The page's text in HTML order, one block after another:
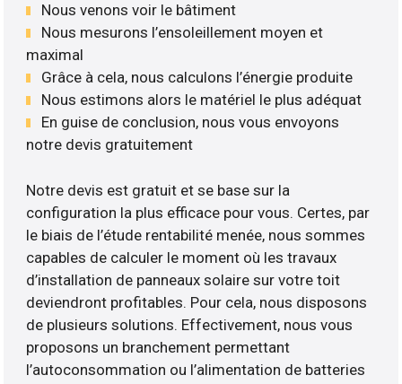
Nous venons voir le bâtiment
Nous mesurons l’ensoleillement moyen et
maximal
Grâce à cela, nous calculons l’énergie produite
Nous estimons alors le matériel le plus adéquat
En guise de conclusion, nous vous envoyons
notre devis gratuitement
Notre devis est gratuit et se base sur la
configuration la plus efficace pour vous. Certes, par
le biais de l’étude rentabilité menée, nous sommes
capables de calculer le moment où les travaux
d’installation de panneaux solaire sur votre toit
deviendront profitables. Pour cela, nous disposons
de plusieurs solutions. Effectivement, nous vous
proposons un branchement permettant
l’autoconsommation ou l’alimentation de batteries